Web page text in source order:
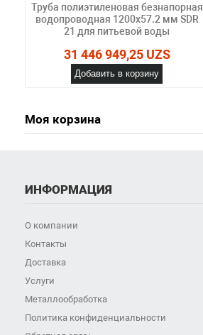
Труба полиэтиленовая безнапорная
водопроводная 1200х57.2 мм SDR
21 для питьевой воды
31 446 949,25 UZS
Добавить в корзину
Моя корзина
ИНФОРМАЦИЯ
О компании
Контакты
Доставка
Услуги
Металлообработка
Политика конфиденциальности